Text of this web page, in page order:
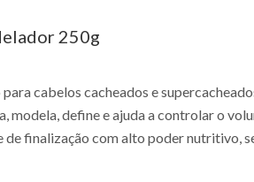
250g
cabelos cacheados e
define e ajuda a controlar o
finalização com alto poder nutritivo,